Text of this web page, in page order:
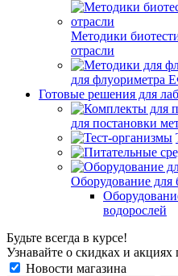
Методики
отрасли
для флуориметра
Готовые решения для
для постановки
Оборудование для
водорослей
Будьте всегда в курсе!
Узнавайте о скидках и
Новости магазина